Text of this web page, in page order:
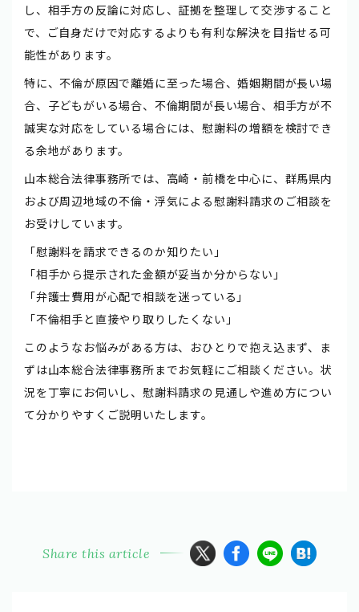
し、相手方の反論に対応し、証拠を整理して交渉すること
で、ご自身だけで対応するよりも有利な解決を目指せる可
能性があります。
特に、不倫が原因で離婚に至った場合、婚姻期間が長い場
合、子どもがいる場合、不倫期間が長い場合、相手方が不
誠実な対応をしている場合には、慰謝料の増額を検討でき
る余地があります。
山本総合法律事務所では、高崎・前橋を中心に、群馬県内
および周辺地域の不倫・浮気による慰謝料請求のご相談を
お受けしています。
「慰謝料を請求できるのか知りたい」
「相手から提示された金額が妥当か分からない」
「弁護士費用が心配で相談を迷っている」
「不倫相手と直接やり取りしたくない」
このようなお悩みがある方は、おひとりで抱え込まず、ま
ずは山本総合法律事務所までお気軽にご相談ください。状
況を丁寧にお伺いし、慰謝料請求の見通しや進め方につい
て分かりやすくご説明いたします。
Share this article